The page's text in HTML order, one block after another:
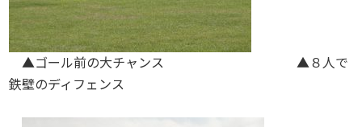
▲ゴール前の大チャンス ▲８人で
鉄壁のディフェンス